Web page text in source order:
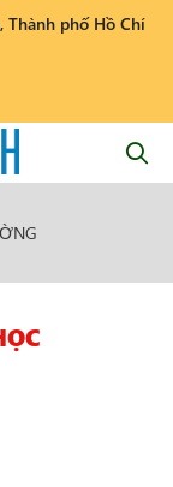
phố Hồ Chí